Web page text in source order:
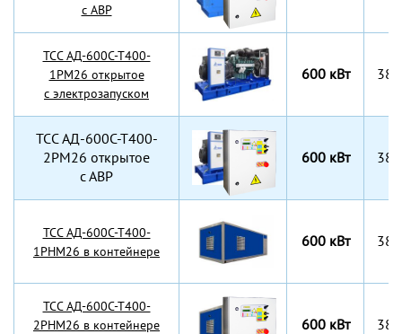
с АВР
TCC АД-600С-Т400-
1РМ26 открытое
с электрозапуском
600 кВт
TCC АД-600С-Т400-
2РМ26 открытое
с АВР
600 кВт
TCC АД-600С-Т400-
1РНМ26 в контейнере
600 кВт
TCC АД-600С-Т400-
2РНМ26 в контейнере
600 кВт